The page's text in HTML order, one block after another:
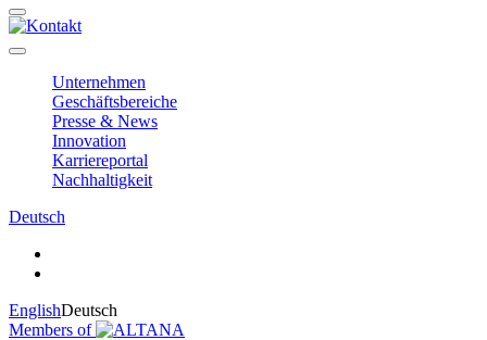
Unternehmen
Geschäftsbereiche
Presse & News
Innovation
Karriereportal
Nachhaltigkeit
Deutsch
EnglishDeutsch
Members of